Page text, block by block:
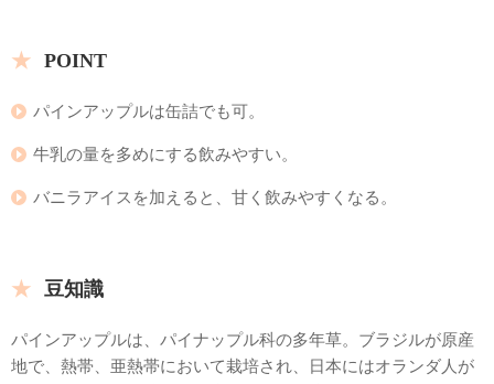
POINT
パインアップルは缶詰でも可。
牛乳の量を多めにする飲みやすい。
バニラアイスを加えると、甘く飲みやすくなる。
豆知識
パインアップルは、パイナップル科の多年草。ブラジルが原産
地で、熱帯、亜熱帯において栽培され、日本にはオランダ人が